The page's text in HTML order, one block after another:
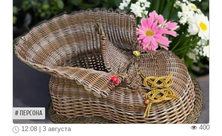
ПЕРСОНА
400
12:08 | 3 августа